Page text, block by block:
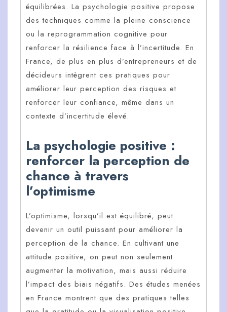
équilibrées. La psychologie positive propose
des techniques comme la pleine conscience
ou la reprogrammation cognitive pour
renforcer la résilience face à l’incertitude. En
France, de plus en plus d’entrepreneurs et de
décideurs intègrent ces pratiques pour
améliorer leur perception des risques et
renforcer leur confiance, même dans un
contexte d’incertitude élevé.
La psychologie positive :
renforcer la perception de
chance à travers
l’optimisme
L’optimisme, lorsqu’il est équilibré, peut
devenir un outil puissant pour améliorer la
perception de la chance. En cultivant une
attitude positive, on peut non seulement
augmenter la motivation, mais aussi réduire
l’impact des biais négatifs. Des études menées
en France montrent que des pratiques telles